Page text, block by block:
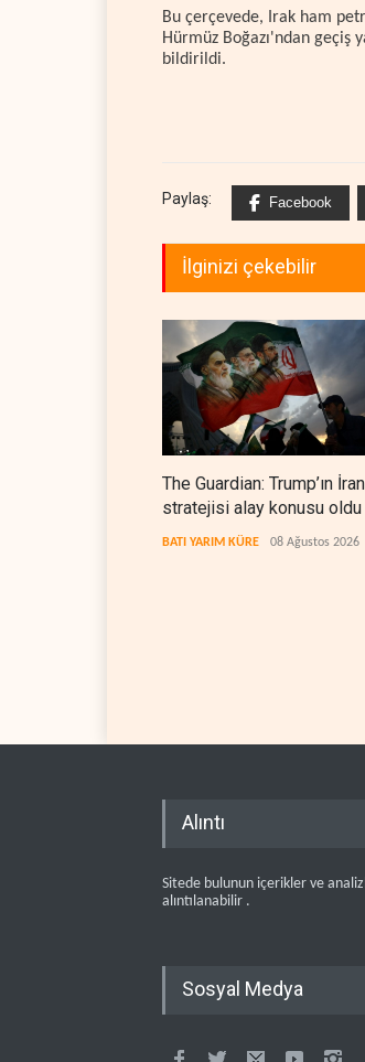
Bu çerçevede, Irak ham
Hürmüz Boğazı'ndan geçiş
bildirildi.
Paylaş: Facebook
İlginizi çekebilir
The Guardian: Trump’ın İran
stratejisi alay konusu oldu
BATI YARIM KÜRE 08 Ağustos 2026
Alıntı
Sitede bulunun içerikler ve
alıntılanabilir .
Sosyal Medya